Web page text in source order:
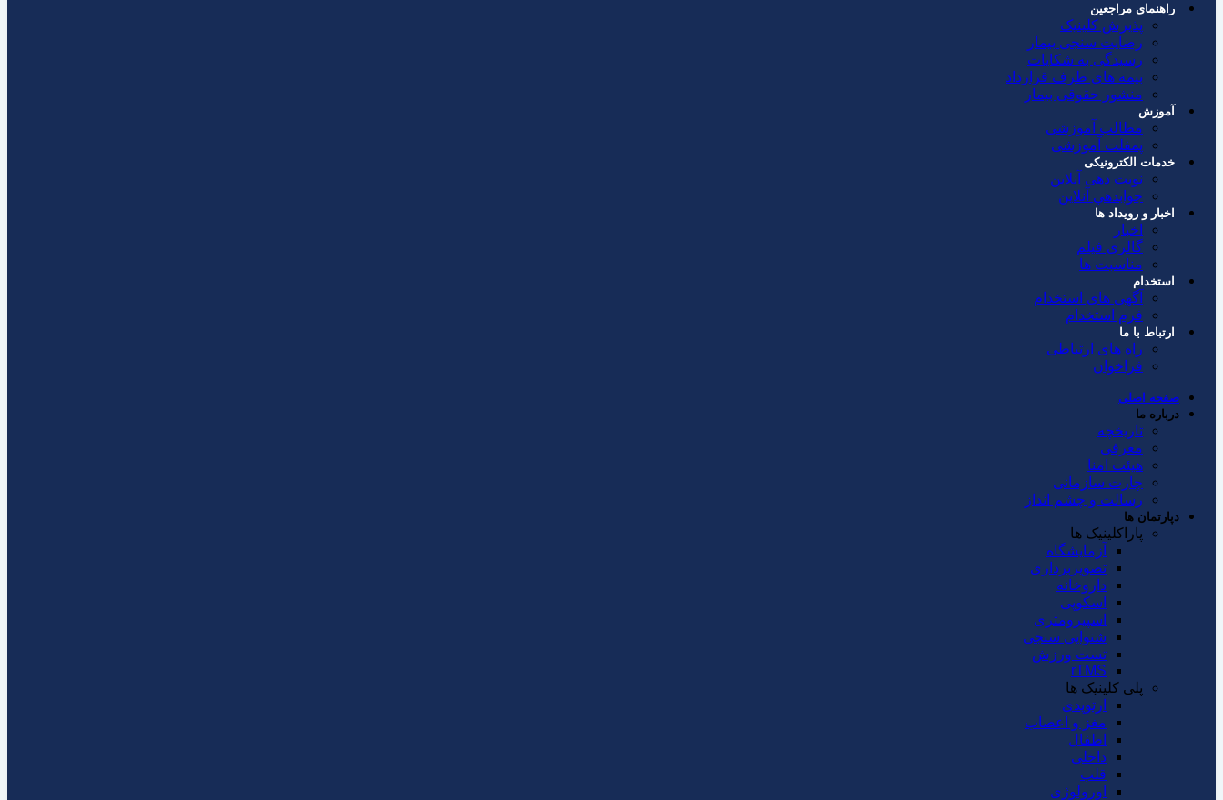
راهنمای مراجعین
پذیرش کلینیک
رضایت سنجی بیمار
رسیدگی به شکایات
بیمه های طرف قرارداد
منشور حقوقی بیمار
آموزش
مطالب آموزشی
پمفلت آموزشی
خدمات الکترونیکی
نوبت دهی آنلاین
جوابدهي آنلاين
اخبار و رویداد ها
اخبار
گالری فیلم
مناسبت ها
استخدام
آگهی های استخدام
فرم استخدام
ارتباط با ما
راه های ارتباطی
فراخوان
صفحه اصلی
درباره ما
تاریخچه
معرفی
هیئت امنا
چارت سازمانی
رسالت و چشم انداز
دپارتمان ها
پاراکلینیک ها
آزمایشگاه
تصویربرداری
داروخانه
اسکوپی
اسپیرومتری
شنوایی سنجی
تست ورزش
rTMS
پلی کلینیک ها
ارتوپدی
مغز و اعصاب
اطفال
داخلی
قلب
اورولوژی